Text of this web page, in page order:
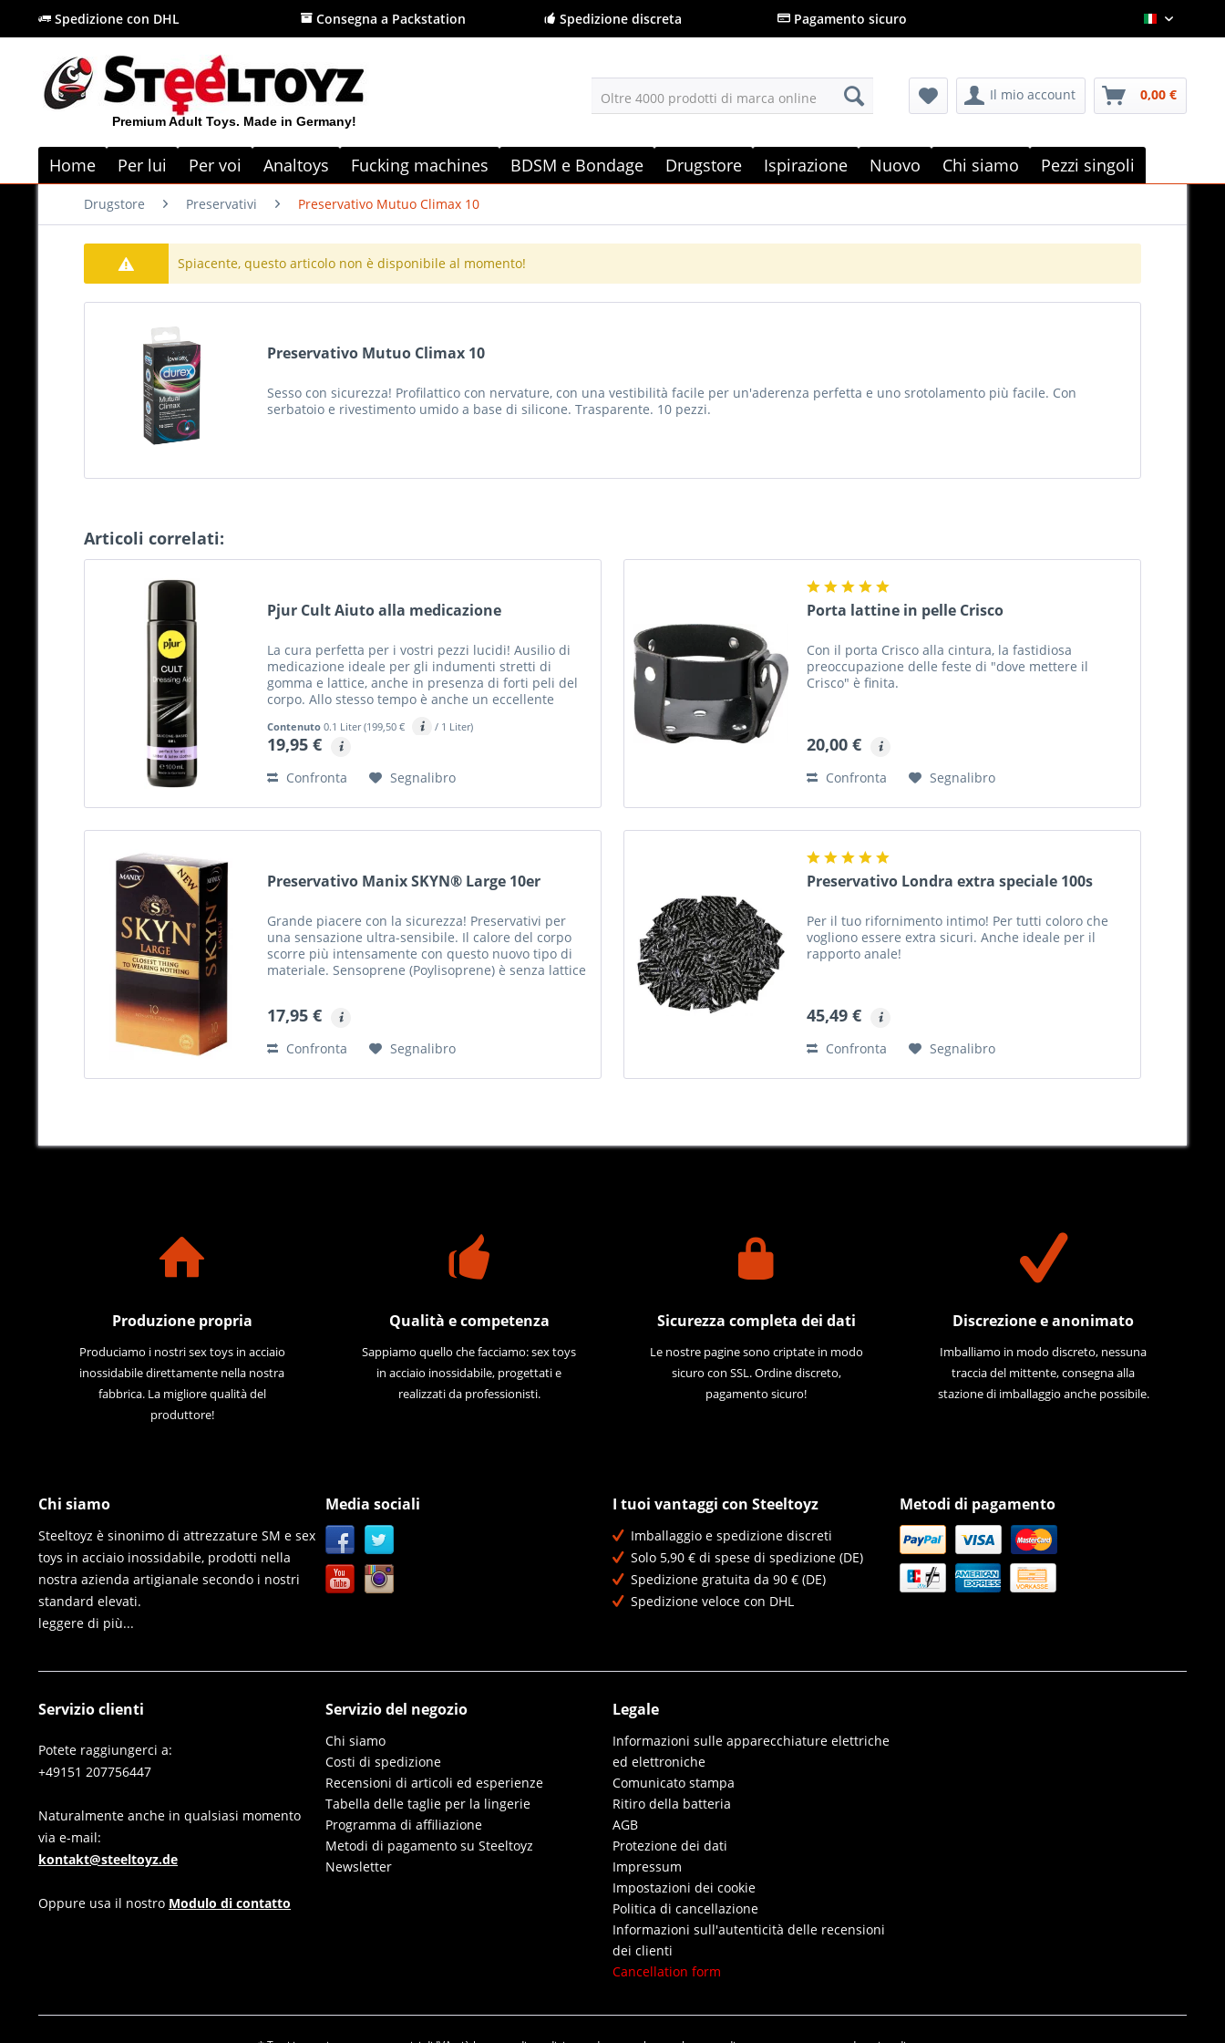
Spedizione con DHL Consegna a Packstation Spedizione discreta Pagamento sicuro Italian
Premium Adult Toys. Made in Germany!
Oltre 4000 prodotti di marca online Il mio account 0,00 €
Home Per lui Per voi Analtoys Fucking machines BDSM e Bondage Drugstore Ispirazione Nuovo Chi siamo Pezzi singoli
Drugstore Preservativi Preservativo Mutuo Climax 10
Spiacente, questo articolo non è disponibile al momento!
Preservativo Mutuo Climax 10
Sesso con sicurezza! Profilattico con nervature, con una vestibilità facile per un'aderenza perfetta e uno srotolamento più facile. Con
serbatoio e rivestimento umido a base di silicone. Trasparente. 10 pezzi.
Articoli correlati:
Pjur Cult Aiuto alla medicazione
La cura perfetta per i vostri pezzi lucidi! Ausilio di
medicazione ideale per gli indumenti stretti di
gomma e lattice, anche in presenza di forti peli del
corpo. Allo stesso tempo è anche un eccellente
Contenuto0.1 Liter(199,50 € / 1 Liter)
19,95 €
Confronta Segnalibro
Porta lattine in pelle Crisco
Con il porta Crisco alla cintura, la fastidiosa
preoccupazione delle feste di "dove mettere il
Crisco" è finita.
20,00 €
Confronta Segnalibro
Preservativo Manix SKYN® Large 10er
Grande piacere con la sicurezza! Preservativi per
una sensazione ultra-sensibile. Il calore del corpo
scorre più intensamente con questo nuovo tipo di
materiale. Sensoprene (Poylisoprene) è senza lattice
17,95 €
Confronta Segnalibro
Preservativo Londra extra speciale 100s
Per il tuo rifornimento intimo! Per tutti coloro che
vogliono essere extra sicuri. Anche ideale per il
rapporto anale!
45,49 €
Confronta Segnalibro
Produzione propria
Produciamo i nostri sex toys in acciaio
inossidabile direttamente nella nostra
fabbrica. La migliore qualità del
produttore!
Qualità e competenza
Sappiamo quello che facciamo: sex toys
in acciaio inossidabile, progettati e
realizzati da professionisti.
Sicurezza completa dei dati
Le nostre pagine sono criptate in modo
sicuro con SSL. Ordine discreto,
pagamento sicuro!
Discrezione e anonimato
Imballiamo in modo discreto, nessuna
traccia del mittente, consegna alla
stazione di imballaggio anche possibile.
Chi siamo
Steeltoyz è sinonimo di attrezzature SM e sex
toys in acciaio inossidabile, prodotti nella
nostra azienda artigianale secondo i nostri
standard elevati.
leggere di più...
Media sociali I tuoi vantaggi con Steeltoyz
Imballaggio e spedizione discreti
Solo 5,90 € di spese di spedizione (DE)
Spedizione gratuita da 90 € (DE)
Spedizione veloce con DHL
Metodi di pagamento
Servizio clienti
Potete raggiungerci a:
+49151 207756447
Naturalmente anche in qualsiasi momento
via e-mail:
kontakt@steeltoyz.de
Oppure usa il nostro Modulo di contatto
Servizio del negozio
Chi siamo
Costi di spedizione
Recensioni di articoli ed esperienze
Tabella delle taglie per la lingerie
Programma di affiliazione
Metodi di pagamento su Steeltoyz
Newsletter
Legale
Informazioni sulle apparecchiature elettriche
ed elettroniche
Comunicato stampa
Ritiro della batteria
AGB
Protezione dei dati
Impressum
Impostazioni dei cookie
Politica di cancellazione
Informazioni sull'autenticità delle recensioni
dei clienti
Cancellation form